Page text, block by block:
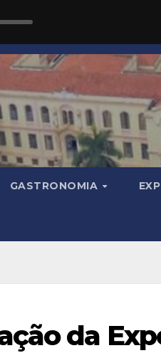
GASTRONOMIA
da